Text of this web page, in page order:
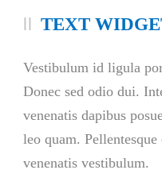
TEXT
Vestibulum id ligula
Donec sed odio dui.
venenatis dapibus
leo quam.
venenatis vestibulum.